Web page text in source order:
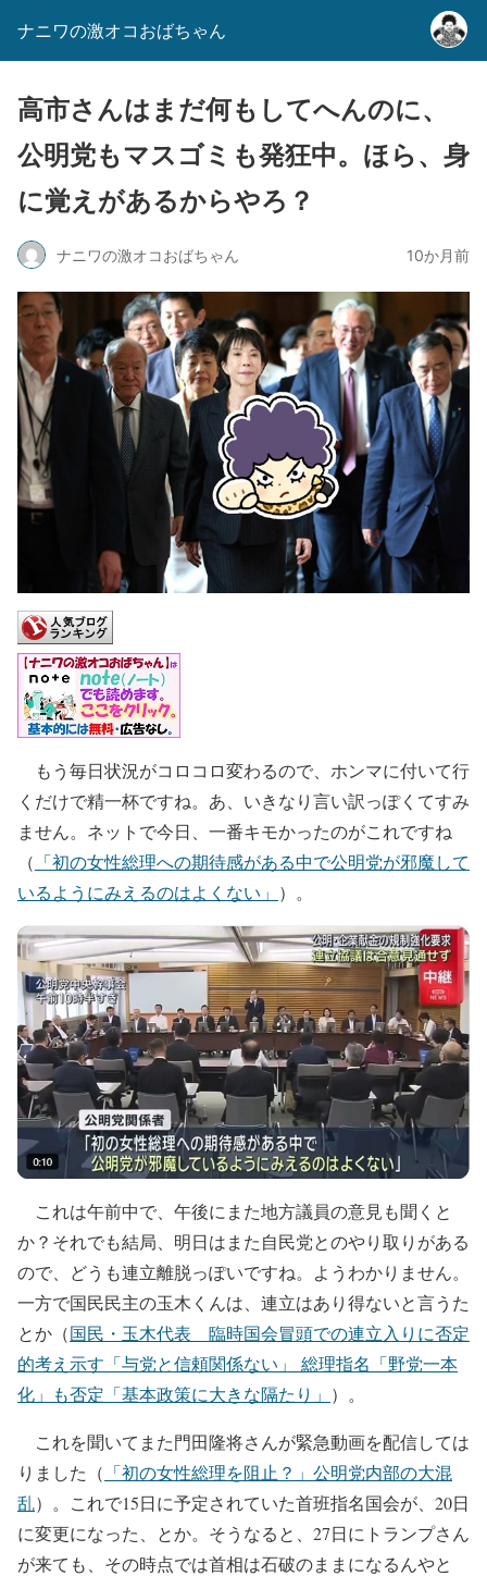
ナニワの激オコおばちゃん
高市さんはまだ何もしてへんのに、
公明党もマスゴミも発狂中。ほら、身
に覚えがあるからやろ？
ナニワの激オコおばちゃん 10か月前
もう毎日状況がコロコロ変わるので、ホンマに付いて行
くだけで精一杯ですね。あ、いきなり言い訳っぽくてすみ
ません。ネットで今日、一番キモかったのがこれですね
（ 「初の女性総理への期待感がある中で公明党が邪魔して
いるようにみえるのはよくない」 ）。
これは午前中で、午後にまた地方議員の意見も聞くと
か？それでも結局、明日はまた自民党とのやり取りがある
ので、どうも連立離脱っぽいですね。ようわかりません。
一方で国民民主の玉木くんは、連立はあり得ないと言うた
とか（国民・玉木代表 臨時国会冒頭での連立入りに否定
的考え示す「与党と信頼関係ない」 総理指名「野党一本
化」も否定「基本政策に大きな隔たり」 ）。
これを聞いてまた門田隆将さんが緊急動画を配信しては
りました（ 「初の女性総理を阻止？」公明党内部の大混
乱）。これで15日に予定されていた首班指名国会が、20日
に変更になった、とか。そうなると、27日にトランプさん
が来ても、その時点では首相は石破のままになるんやと